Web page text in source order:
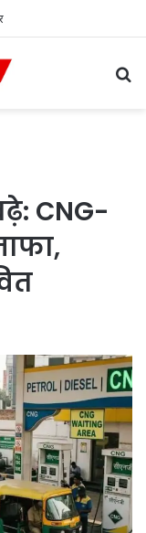
CNG-